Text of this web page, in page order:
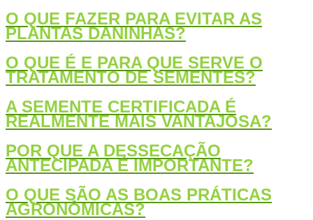
O QUE FAZER PARA EVITAR AS
PLANTAS DANINHAS?
O QUE É E PARA QUE SERVE O
TRATAMENTO DE SEMENTES?
A SEMENTE CERTIFICADA É
REALMENTE MAIS VANTAJOSA?
POR QUE A DESSECAÇÃO
ANTECIPADA É IMPORTANTE?
O QUE SÃO AS BOAS PRÁTICAS
AGRONÔMICAS?